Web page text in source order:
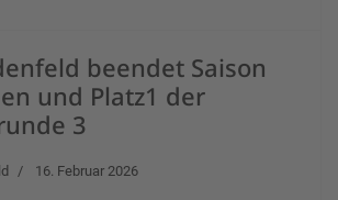
beendet Saison
und Platz1 der
3
16. Februar 2026